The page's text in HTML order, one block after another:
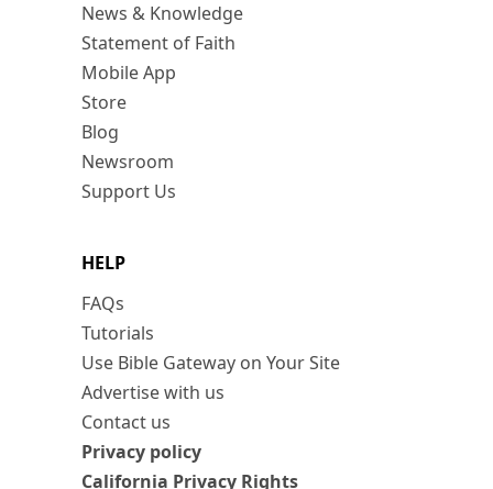
News & Knowledge
Statement of Faith
Mobile App
Store
Blog
Newsroom
Support Us
HELP
FAQs
Tutorials
Use Bible Gateway on Your Site
Advertise with us
Contact us
Privacy policy
California Privacy Rights